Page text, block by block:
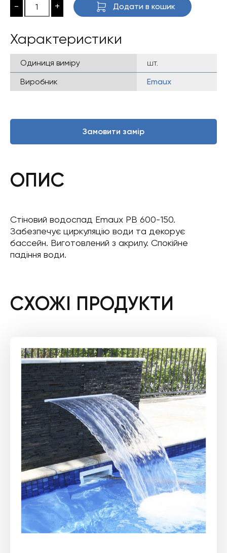
- + Додати в кошик
Характеристики
Одиниця виміру
шт.
Виробник
Emaux
Замовити замір
ОПИС
Стіновий водоспад Emaux PB 600-150.
Забезпечує циркуляцію води та декорує
бассейн. Виготовлений з акрилу. Спокійне
падіння води.
СХОЖІ ПРОДУКТИ